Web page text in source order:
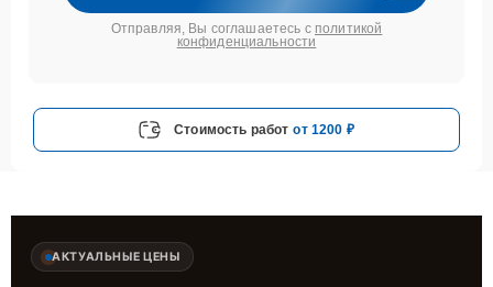
Отправляя, Вы соглашаетесь с политикой
конфиденциальности
Стоимость работ от 1200 ₽
АКТУАЛЬНЫЕ ЦЕНЫ